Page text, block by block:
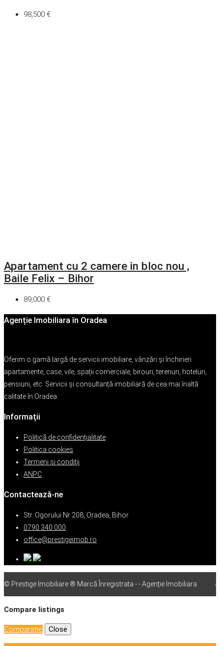
98,500 €
Apartament cu 2 camere in bloc nou ,
Baile Felix – Bihor
89,000 €
Agenție Imobiliara în Oradea
Oferim o gamă largă de servicii imobiliare, vânzări și închirieri
apartamente, case, vile, spații comerciale, birouri, terenuri, hoteluri,
pensiuni, etc. Servicii și consultanță imobiliară de cea mai înaltă
calitate în Oradea.
Informații
Politică de confidențialitate
Politica cookies
Termeni şi condiţii
ANPC
Contactează-ne
Str. Ogorului Nr 208, Oradea, Bihor
0790 340 000
office@prestigeimob.ro
© Prestige Imobiliare ® Marcă Înregistrata - - Agenție Imobiliara
Compare listings
Comparaţie Close